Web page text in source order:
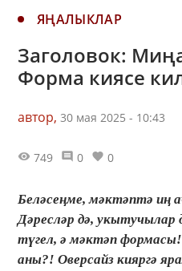
ЯҢАЛЫКЛАР
Заголовок:
Форма киясе
автор, 30 мая 2025 - 10:43
749 0 0
Беләсеңме, мәктәптә иң
Дәресләр дә, укытучылар
түгел, ә мәктәп
аны?! Оверсайз кияргә